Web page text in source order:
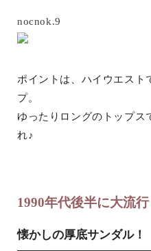
nocnok.9
ポイントは、ハイウエスト
プ。
ゆったりロングのトップス
れ♪
1990年代後半に大流
懐かしの厚底サンダル！